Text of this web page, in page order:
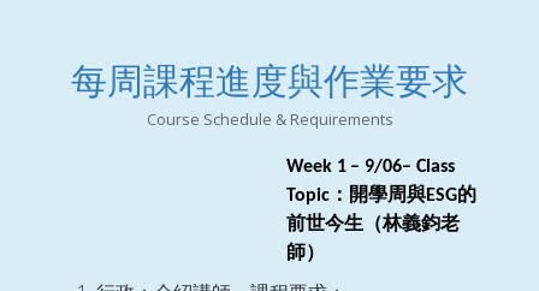
每周課程進度與作業要求
Course Schedule & Requirements
Week 1 – 9/06– Class
Topic ：開學周與ESG的
前世今生 （林義鈞老
師）